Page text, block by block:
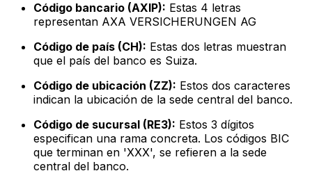
Código bancario (AXIP): Estas 4 letras
representan AXA VERSICHERUNGEN AG
Código de país (CH): Estas dos letras muestran
que el país del banco es Suiza.
Código de ubicación (ZZ): Estos dos caracteres
indican la ubicación de la sede central del banco.
Código de sucursal (RE3): Estos 3 dígitos
especifican una rama concreta. Los códigos BIC
que terminan en 'XXX', se refieren a la sede
central del banco.